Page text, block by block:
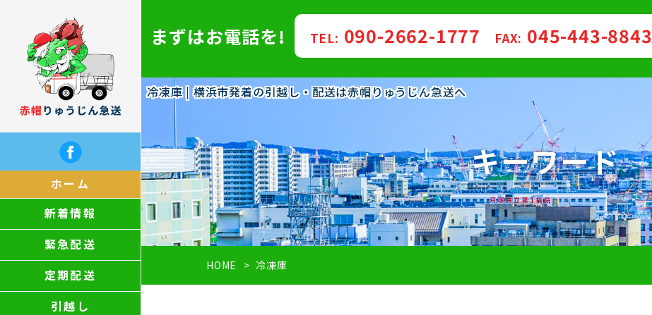
ホーム
新着情報
緊急配送
定期配送
引越し
冷凍庫 | 横浜市発着の引越し・配送は赤帽りゅうじん急送へ
まずはお電話を! TEL: 090-2662-1777 FAX: 045-443-8843
キーワード
HOME 冷凍庫